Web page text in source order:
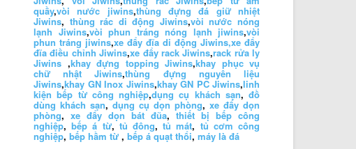
quầy,vòi nước jiwins,thùng đựng đá giữ nhiệt
Jiwins, thùng rác di động Jiwins,vòi nước nóng
lạnh Jiwins,vòi phun tráng nóng lạnh jiwins,vòi
phun tráng jiwins,xe đẩy đĩa di động Jiwins,xe đẩy
đĩa điều chỉnh Jiwins,xe đẩy rack Jiwins,rack rửa ly
Jiwins ,khay đựng topping Jiwins,khay phục vụ
chữ nhật Jiwins,thùng đựng nguyên liệu
Jiwins,khay GN Inox Jiwins,khay GN PC Jiwins,linh
kiện bếp từ công nghiệp,dụng cụ khách sạn, đồ
dùng khách sạn,dụng cụ dọn phòng, xe đẩy dọn
phòng, xe đẩy dọn bát đũa,thiết bị bếp công
nghiệp,bếp á từ,tủ đông,tủ mát, tủ cơm công
nghiệp, bếp hầm từ , bếp á quạt thổi, máy là đá